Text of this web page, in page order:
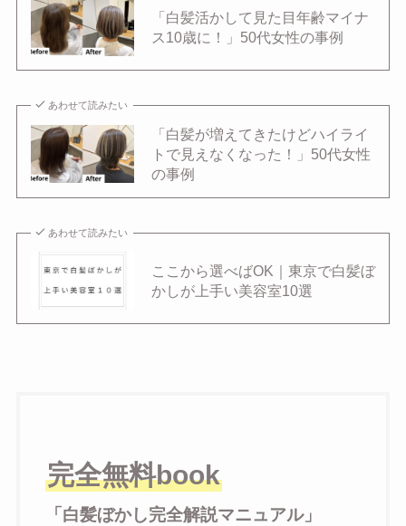
「白髪活かして見た目年齢マイナ
ス10歳に！」50代女性の事例
あわせて読みたい
「白髪が増えてきたけどハイライ
トで見えなくなった！」50代女性
の事例
あわせて読みたい
ここから選べばOK｜東京で白髪ぼ
かしが上手い美容室10選
完全無料book
「白髪ぼかし完全解説マニュアル」